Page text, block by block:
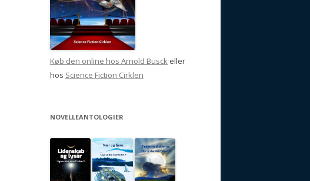
Køb den online hos Arnold Busck eller
hos Science Fiction Cirklen
NOVELLEANTOLOGIER